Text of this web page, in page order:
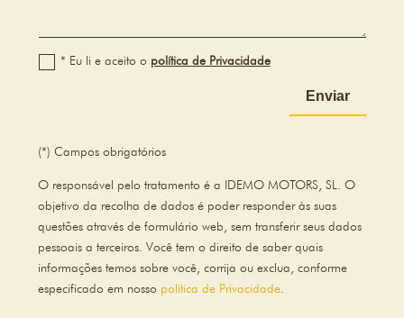
* Eu li e aceito o política de Privacidade
Enviar
(*) Campos obrigatórios
O responsável pelo tratamento é a IDEMO MOTORS, SL. O
objetivo da recolha de dados é poder responder às suas
questões através de formulário web, sem transferir seus dados
pessoais a terceiros. Você tem o direito de saber quais
informações temos sobre você, corrija ou exclua, conforme
especificado em nosso política de Privacidade